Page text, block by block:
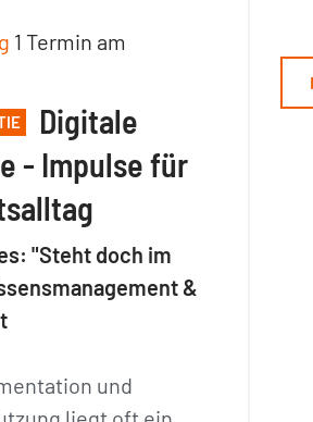
1 Termin am
Digitale
- Impulse für
"Steht doch im
&
und